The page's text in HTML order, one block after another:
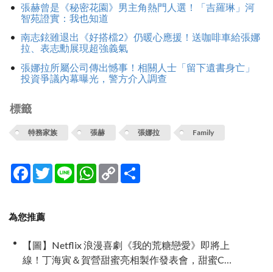
張赫曾是《秘密花園》男主角熱門人選！「吉羅琳」河
智苑證實：我也知道
南志鉉雖退出《好搭檔2》仍暖心應援！送咖啡車給張娜
拉、表志勳展現超強義氣
張娜拉所屬公司傳出憾事！相關人士「留下遺書身亡」
投資爭議內幕曝光，警方介入調查
標籤
特務家族 張赫 張娜拉 Family
Facebook
TwitterLine WhatsApp
Copy
Link
為您推薦
【圖】Netflix 浪漫喜劇《我的荒糖戀愛》即將上
線！丁海寅＆賀營甜蜜亮相製作發表會，甜蜜CP